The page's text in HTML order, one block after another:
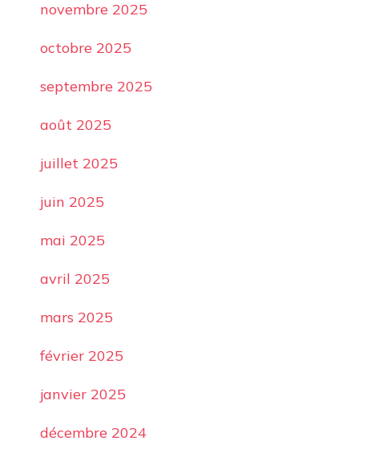
novembre 2025
octobre 2025
septembre 2025
août 2025
juillet 2025
juin 2025
mai 2025
avril 2025
mars 2025
février 2025
janvier 2025
décembre 2024